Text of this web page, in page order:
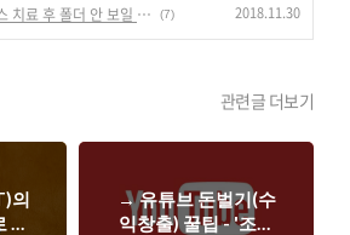
→ USB/외장하드 바이러스 치료 후 폴더 안 보일 때 해결하는 방법 (7) 2018.11.30
관련글 더보기
의
나
→ 유튜브 돈벌기(수
익창출) 꿀팁 - '조회